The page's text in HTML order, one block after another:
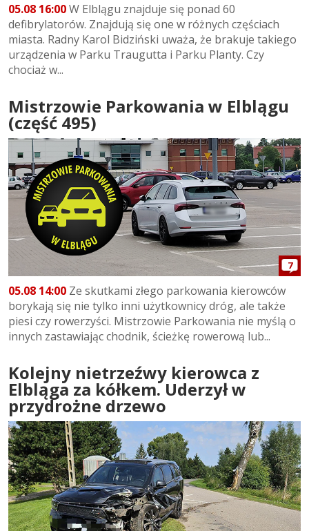
05.08 16:00W Elblągu znajduje się ponad 60
defibrylatorów. Znajdują się one w różnych częściach
miasta. Radny Karol Bidziński uważa, że brakuje takiego
urządzenia w Parku Traugutta i Parku Planty. Czy
chociaż w...
Mistrzowie Parkowania w Elblągu
(część 495)
7
05.08 14:00 Ze skutkami złego parkowania kierowców
borykają się nie tylko inni użytkownicy dróg, ale także
piesi czy rowerzyści. Mistrzowie Parkowania nie myślą o
innych zastawiając chodnik, ścieżkę rowerową lub...
Kolejny nietrzeźwy kierowca z
Elbląga za kółkem. Uderzył w
przydrożne drzewo